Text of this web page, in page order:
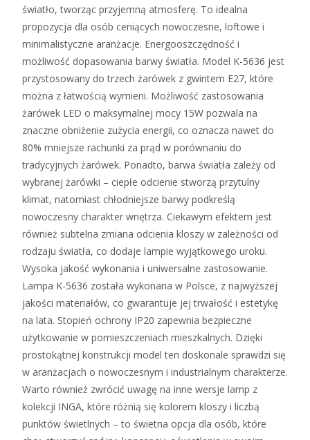
światło, tworząc przyjemną atmosferę. To idealna
propozycja dla osób ceniących nowoczesne, loftowe i
minimalistyczne aranżacje. Energooszczędność i
możliwość dopasowania barwy światła. Model K-5636 jest
przystosowany do trzech żarówek z gwintem E27, które
można z łatwością wymieni. Możliwość zastosowania
żarówek LED o maksymalnej mocy 15W pozwala na
znaczne obniżenie zużycia energii, co oznacza nawet do
80% mniejsze rachunki za prąd w porównaniu do
tradycyjnych żarówek. Ponadto, barwa światła zależy od
wybranej żarówki – ciepłe odcienie stworzą przytulny
klimat, natomiast chłodniejsze barwy podkreślą
nowoczesny charakter wnętrza. Ciekawym efektem jest
również subtelna zmiana odcienia kloszy w zależności od
rodzaju światła, co dodaje lampie wyjątkowego uroku.
Wysoka jakość wykonania i uniwersalne zastosowanie.
Lampa K-5636 została wykonana w Polsce, z najwyższej
jakości materiałów, co gwarantuje jej trwałość i estetykę
na lata. Stopień ochrony IP20 zapewnia bezpieczne
użytkowanie w pomieszczeniach mieszkalnych. Dzięki
prostokątnej konstrukcji model ten doskonale sprawdzi się
w aranżacjach o nowoczesnym i industrialnym charakterze.
Warto również zwrócić uwagę na inne wersje lamp z
kolekcji INGA, które różnią się kolorem kloszy i liczbą
punktów świetlnych – to świetna opcja dla osób, które